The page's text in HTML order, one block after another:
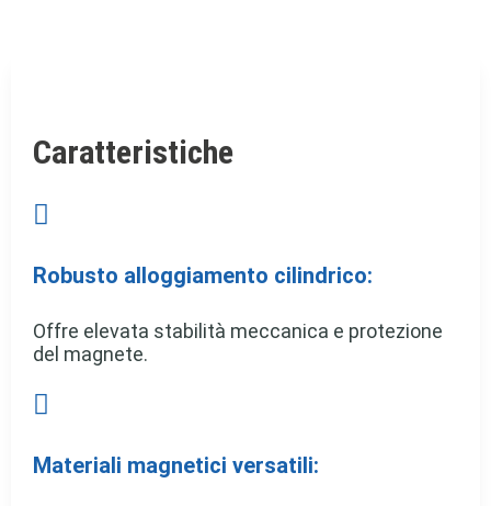
Caratteristiche

Robusto alloggiamento cilindrico:
Offre elevata stabilità meccanica e protezione
del magnete.

Materiali magnetici versatili: